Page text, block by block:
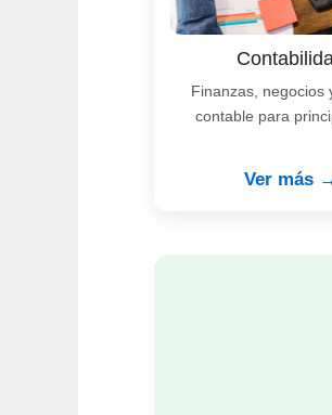
Finanzas, negocios
contable para
Ver más